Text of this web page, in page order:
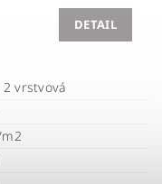
DETAIL
2 vrstvová